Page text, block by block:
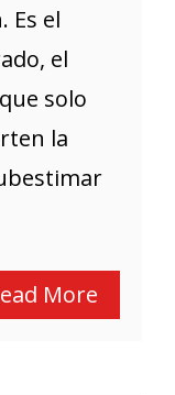
Es el
el
solo
la
More